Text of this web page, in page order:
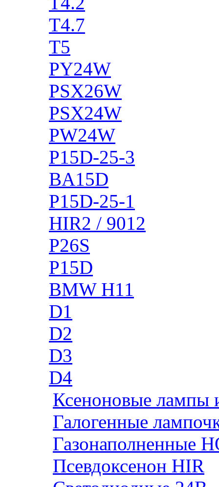
T4.7
T5
PY24W
PSX26W
PSX24W
PW24W
P15D-25-3
BA15D
P15D-25-1
HIR2 / 9012
P26S
P15D
BMW H11
D1
D2
D3
D4
Ксеноновые лампы
Галогенные
Газонаполненные
Псевдоксенон HIR